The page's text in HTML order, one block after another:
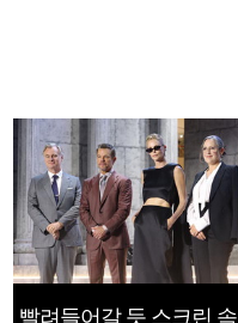
빨려들어갈 듯 스크린 속